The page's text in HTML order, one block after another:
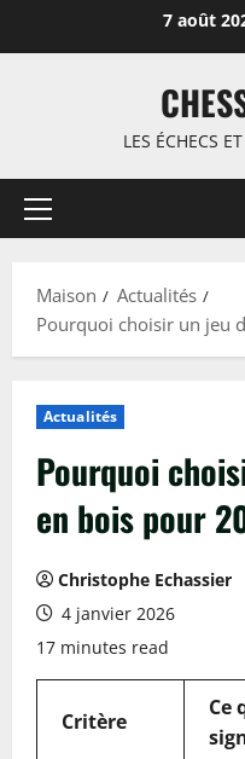
7 août
LES ÉCHECS
Menu
Maison
Actualités
Pourquoi choisir un jeu
Actualités
Pourquoi
en bois pour
Christophe Echassier
4 janvier 2026
17 minutes read
Critère
Ce